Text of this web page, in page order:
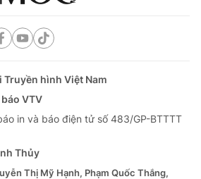
Truyền hình Việt Nam
VTV
in và báo điện tử số 483/GP-BTTTT
Thủy
Thị Mỹ Hạnh, Phạm Quốc Thắng,